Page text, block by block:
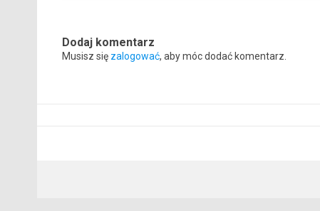
Dodaj komentarz
Musisz się zalogować, aby móc dodać komentarz.